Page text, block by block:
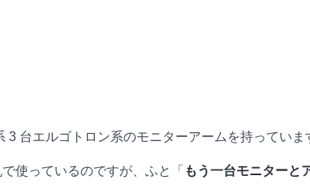
台エルゴトロン系のモニターアームを持っていま
使っているのですが、ふと「 もう一台モニターと